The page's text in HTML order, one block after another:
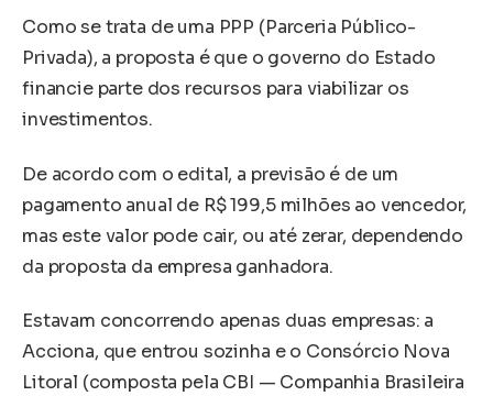
Como se trata de uma PPP (Parceria Público-
Privada), a proposta é que o governo do Estado
financie parte dos recursos para viabilizar os
investimentos.
De acordo com o edital, a previsão é de um
pagamento anual de R$ 199,5 milhões ao vencedor,
mas este valor pode cair, ou até zerar, dependendo
da proposta da empresa ganhadora.
Estavam concorrendo apenas duas empresas: a
Acciona, que entrou sozinha e o Consórcio Nova
Litoral (composta pela CBI — Companhia Brasileira